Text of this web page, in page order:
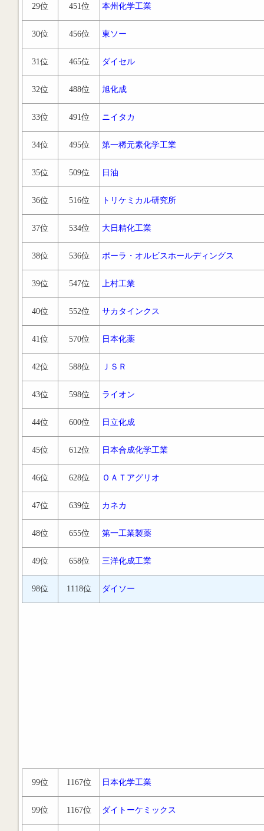
29位 451位 本州化学工業
30位 456位 東ソー
31位 465位 ダイセル
32位 488位 旭化成
33位 491位 ニイタカ
34位 495位 第一稀元素化学工業
35位 509位 日油
36位 516位 トリケミカル研究所
37位 534位 大日精化工業
38位 536位 ポーラ・オルビスホールディングス
39位 547位 上村工業
40位 552位 サカタインクス
41位 570位 日本化薬
42位 588位 ＪＳＲ
43位 598位 ライオン
44位 600位 日立化成
45位 612位 日本合成化学工業
46位 628位 ＯＡＴアグリオ
47位 639位 カネカ
48位 655位 第一工業製薬
49位 658位 三洋化成工業
98位 1118位 ダイソー
99位 1167位 日本化学工業
99位 1167位 ダイトーケミックス